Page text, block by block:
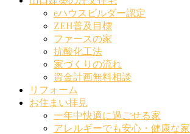
eハウスビルダー認定
ZEH普及目標
ファースの家
抗酸化工法
家づくりの流れ
資金計画無料相談
リフォーム
お住まい拝見
一年中快適に過ごせる家
アレルギーでも安心・健康な家